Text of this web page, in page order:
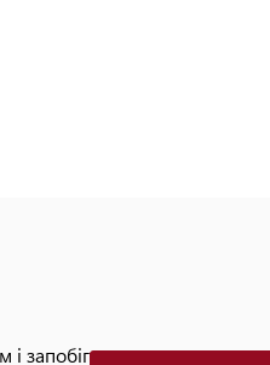
запобігти автоматизованим